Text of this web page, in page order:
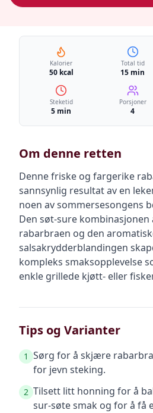
Kalorier
50 kcal
Total tid
15 min
Steketid
5 min
Porsjoner
4
Om denne retten
Denne friske og fargerike
sannsynlig resultat av en
noen av sommersesongens
Den søt-sure kombinasjonen
rabarbraen og den
salsakrydderblandingen
kompleks smaksopplevelse
enkle grillede kjøtt- eller
Tips og Varianter
1 Sørg for å skjære
for jevn steking.
2 Tilsett litt honning for å
sur-søte smak og for å få